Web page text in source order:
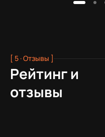
[ 5 · Отзывы ]
Рейтинг и
отзывы